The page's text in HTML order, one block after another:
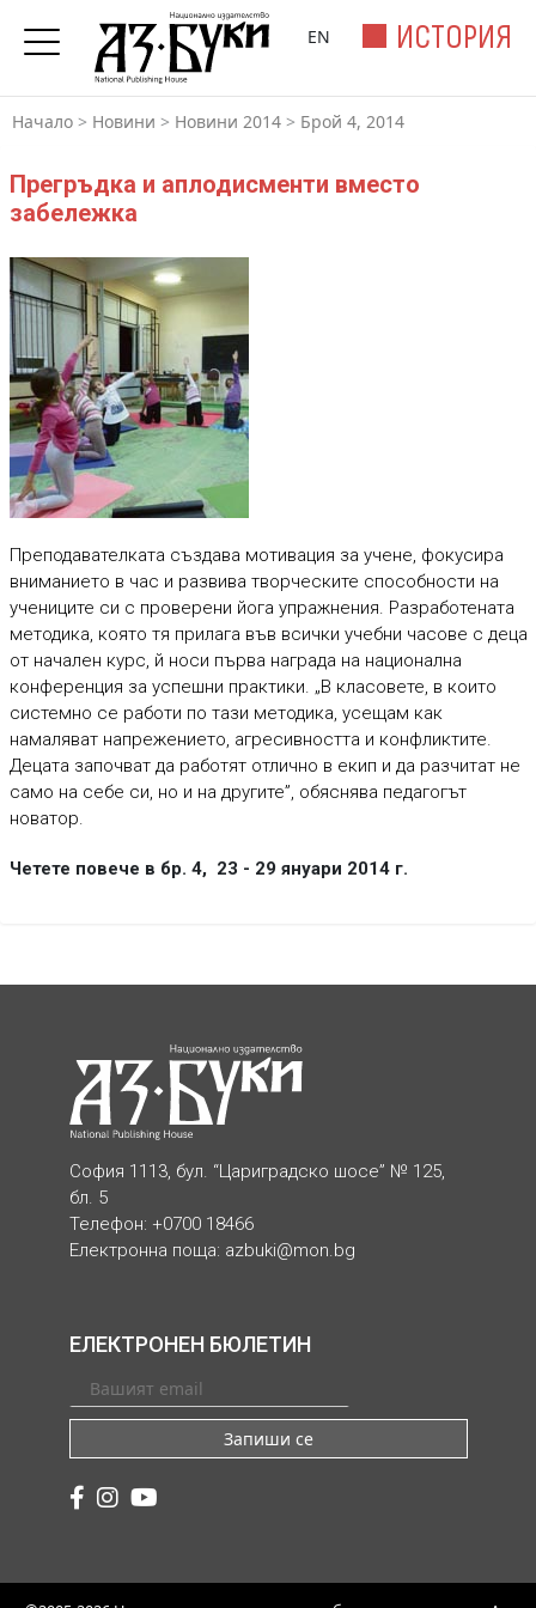
ИСТОРИЯ
EN
Начало > Новини > Новини 2014 > Брой 4, 2014
Прегръдка и аплодисменти вместо
забележка
Преподавателката създава мотивация за учене, фокусира
вниманието в час и развива творческите способности на
учениците си с проверени йога упражнения. Разработената
методика, която тя прилага във всички учебни часове с деца
от начален курс, й носи първа награда на национална
конференция за успешни практики. „В класовете, в които
системно се работи по тази методика, усещам как
намаляват напрежението, агресивността и конфликтите.
Децата започват да работят отлично в екип и да разчитат не
само на себе си, но и на другите”, обяснява педагогът
новатор.
Четете повече в бр. 4, 23 - 29 януари 2014 г.
София 1113, бул. “Цариградско шосе” № 125,
бл. 5
Телефон: +0700 18466
Електронна поща: azbuki@mon.bg
ЕЛЕКТРОНЕН БЮЛЕТИН
Запиши се